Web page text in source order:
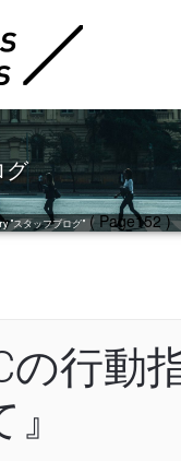
グ
"スタッフブログ"( Page152 )
の行動